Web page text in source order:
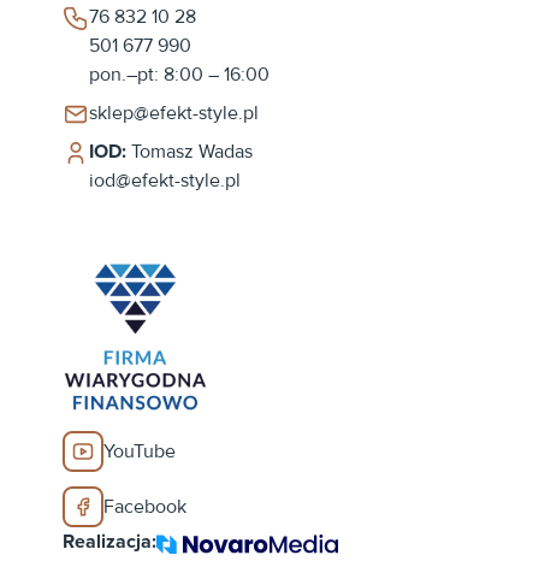
76 832 10 28
501 677 990
pon.–pt: 8:00 – 16:00
sklep@efekt-style.pl
IOD: Tomasz Wadas
iod@efekt-style.pl
YouTube
Facebook
Realizacja: